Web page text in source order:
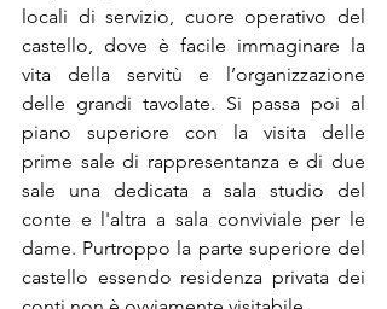
locali di servizio, cuore operativo del
castello, dove è facile immaginare la
vita della servitù e l’organizzazione
delle grandi tavolate. Si passa poi al
piano superiore con la visita delle
prime sale di rappresentanza e di due
sale una dedicata a sala studio del
conte e l'altra a sala conviviale per le
dame. Purtroppo la parte superiore del
castello essendo residenza privata dei